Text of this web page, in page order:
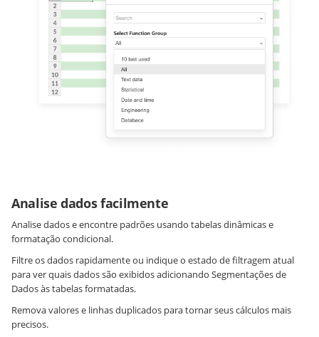
Analise dados facilmente
Analise dados e encontre padrões usando tabelas dinâmicas e
formatação condicional.
Filtre os dados rapidamente ou indique o estado de filtragem atual
para ver quais dados são exibidos adicionando Segmentações de
Dados às tabelas formatadas.
Remova valores e linhas duplicados para tornar seus cálculos mais
precisos.